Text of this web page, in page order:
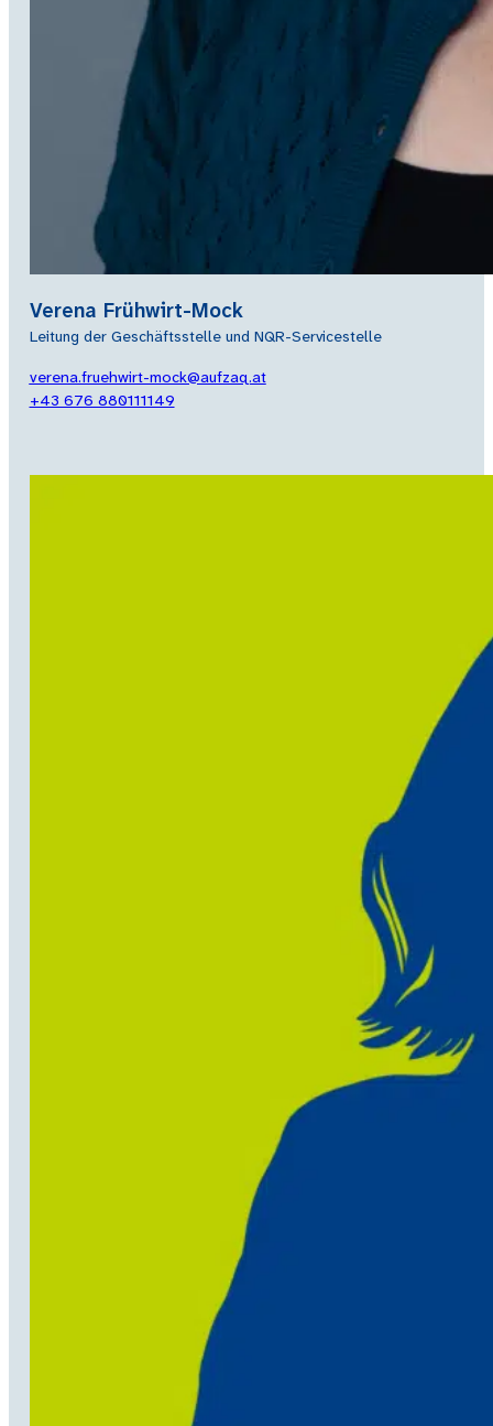
Verena Frühwirt-Mock
Leitung der Geschäftsstelle und NQR-Servicestelle
verena.fruehwirt-mock@aufzaq.at
+43 676 880111149